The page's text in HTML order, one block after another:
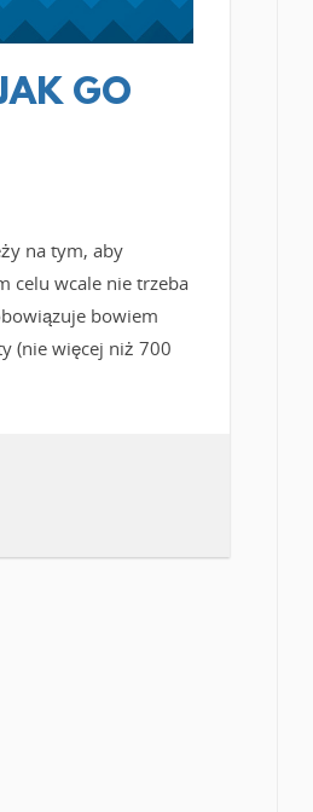
GO
na tym, aby
celu wcale nie trzeba
bowiem
(nie więcej niż 700